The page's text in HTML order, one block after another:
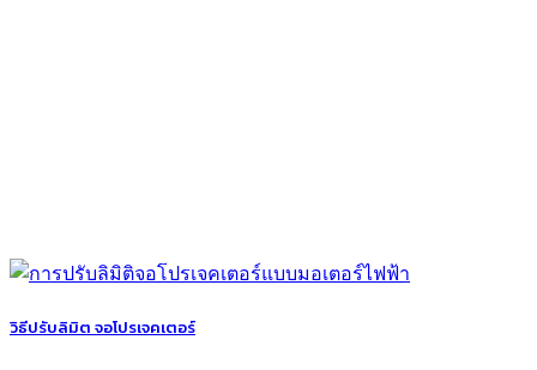
วิธีปรับลิมิต จอโปรเจคเตอร์